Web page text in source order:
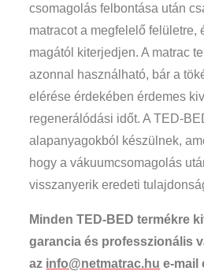
csomagolás felbontása után
matracot a megfelelő felületre,
magától kiterjedjen. A matrac
azonnal használható, bár a
elérése érdekében érdemes
regenerálódási időt. A TED-
alapanyagokból készülnek,
hogy a vákuumcsomagolás
visszanyerik eredeti
Minden TED-BED termékre
garancia és professzionális
az info@netmatrac.hu e-mail